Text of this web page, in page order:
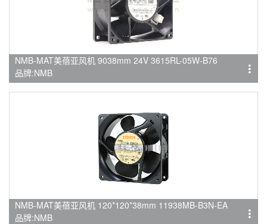
NMB-MAT美蓓亚风机 9038mm 24V 3615RL-05W-B76
品牌:NMB
NMB-MAT美蓓亚风机 120*120*38mm 11938MB-B3N-EA
品牌:NMB